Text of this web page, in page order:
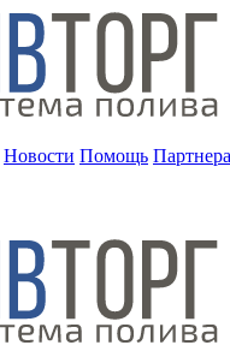
Новости Помощь